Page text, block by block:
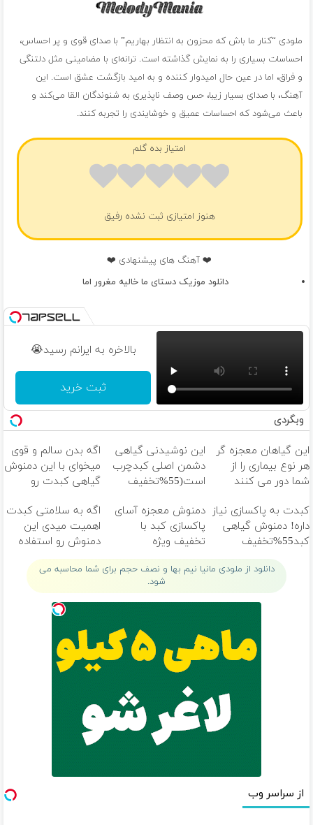
ملودی “کنار ما باش که محزون به انتظار بهاریم” با صدای قوی و پر احساس،
احساسات بسیاری را به نمایش گذاشته است. ترانه‌ای با مضامینی مثل دلتنگی
و فراق، اما در عین حال امیدوار کننده و به امید بازگشت عشق است. این
آهنگ، با صدای بسیار زیبا، حس وصف ناپذیری به شنوندگان القا می‌کند و
باعث می‌شود که احساسات عمیق و خوشایندی را تجربه کنند.
امتیاز بده گلم
هنوز امتیازی ثبت نشده رفیق
❤️ آهنگ های پیشنهادی ❤️
دانلود موزیک دستای ما خالیه مغرور اما
بالاخره به ایرانم رسید😭
ثبت خرید
وبگردی
این گیاهان معجزه گر
هر نوع بیماری را از
شما دور می کنند
این نوشیدنی گیاهی
دشمن اصلی کبدچرب
است(55%تخفیف
اگه بدن سالم و قوی
میخوای با این دمنوش
گیاهی کبدت رو
کبدت به پاکسازی نیاز
داره! دمنوش گیاهی
کبد55%تخفیف
دمنوش معجزه آسای
پاکسازی کبد با
تخفیف ویژه
اگه به سلامتی کبدت
اهمیت میدی این
دمنوش رو استفاده
کن
دانلود از ملودی مانیا نیم بها و نصف حجم برای شما محاسبه می
شود.
از سراسر وب